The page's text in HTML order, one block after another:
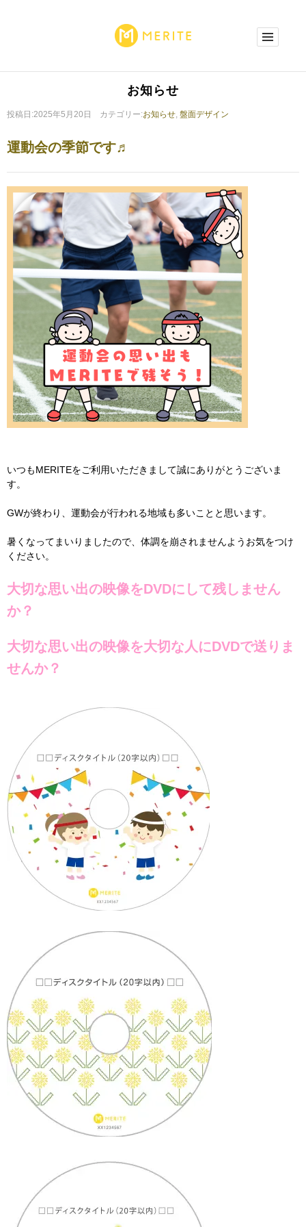
お知らせ
投稿日:2025年5月20日 カテゴリー:お知らせ, 盤面デザイン
運動会の季節です♬
いつもMERITEをご利用いただきまして誠にありがとうございま
す。
GWが終わり、運動会が行われる地域も多いことと思います。
暑くなってまいりましたので、体調を崩されませんようお気をつけ
ください。
大切な思い出の映像をDVDにして残しません
か？
大切な思い出の映像を大切な人にDVDで送りま
せんか？